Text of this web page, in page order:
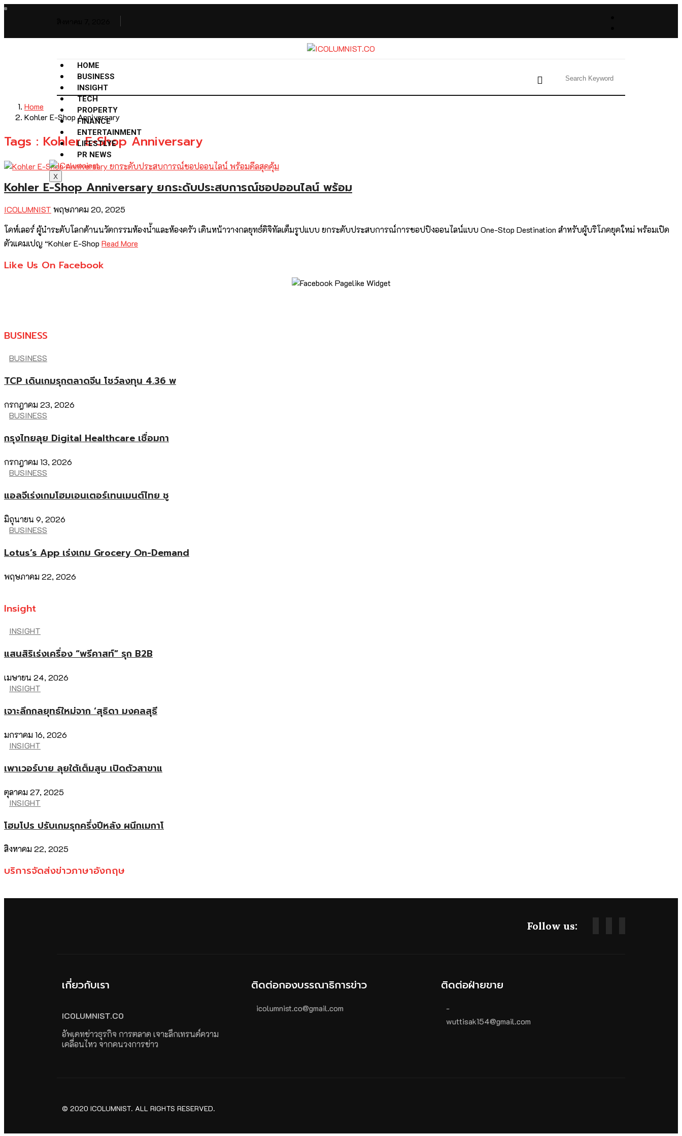
HOME
BUSINESS
INSIGHT
TECH
PROPERTY
FINANCE
ENTERTAINMENT
LIFESTLYE
PR NEWS
X
Home
Kohler E-Shop Anniversary
Tags : Kohler E-Shop Anniversary
Kohler E-Shop Anniversary ยกระดับประสบการณ์ชอปออนไลน์ พร้อม
ICOLUMNIST พฤษภาคม 20, 2025
โคห์เลอร์ ผู้นำระดับโลกด้านนวัตกรรมห้องน้ำและห้องครัว เดินหน้าวางกลยุทธ์ดิจิทัลเต็มรูปแบบ ยกระดับประสบการณ์การชอปปิงออนไลน์แบบ One-Stop Destination สำหรับผู้บริโภคยุคใหม่ พร้อมเปิด
ตัวแคมเปญ “Kohler E-Shop Read More
Like Us On Facebook
BUSINESS
BUSINESS
TCP เดินเกมรุกตลาดจีน โชว์ลงทุน 4.36 พ
กรกฎาคม 23, 2026
BUSINESS
กรุงไทยลุย Digital Healthcare เชื่อมกา
กรกฎาคม 13, 2026
BUSINESS
แอลจีเร่งเกมโฮมเอนเตอร์เทนเมนต์ไทย ชู
มิถุนายน 9, 2026
BUSINESS
Lotus’s App เร่งเกม Grocery On-Demand
พฤษภาคม 22, 2026
Insight
INSIGHT
แสนสิริเร่งเครื่อง “พรีคาสท์” รุก B2B
เมษายน 24, 2026
INSIGHT
เจาะลึกกลยุทธ์ใหม่จาก ‘สุธิดา มงคลสุธี
มกราคม 16, 2026
INSIGHT
เพาเวอร์บาย ลุยใต้เต็มสูบ เปิดตัวสาขาแ
ตุลาคม 27, 2025
INSIGHT
โฮมโปร ปรับเกมรุกครึ่งปีหลัง ผนึกเมกาโ
สิงหาคม 22, 2025
บริการจัดส่งข่าวภาษาอังกฤษ
Follow us:
เกี่ยวกับเรา
ICOLUMNIST.CO
อัพเดทข่าวธุรกิจ การตลาด เจาะลึกเทรนด์ความ
เคลื่อนไหว จากคนวงการข่าว
ติดต่อกองบรรณาธิการข่าว
icolumnist.co@gmail.com
ติดต่อฝ่ายขาย
-
wuttisak154@gmail.com
© 2020 ICOLUMNIST. ALL RIGHTS RESERVED.